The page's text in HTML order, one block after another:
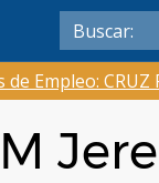
Empleo: CRUZ